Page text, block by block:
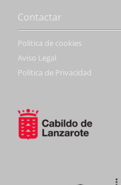
Contactar
Politica de cookies
Aviso Legal
Política de Privacidad